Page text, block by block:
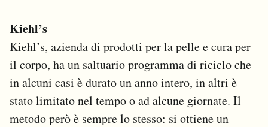
Kiehl’s
Kiehl’s, azienda di prodotti per la pelle e cura per
il corpo, ha un saltuario programma di riciclo che
in alcuni casi è durato un anno intero, in altri è
stato limitato nel tempo o ad alcune giornate. Il
metodo però è sempre lo stesso: si ottiene un